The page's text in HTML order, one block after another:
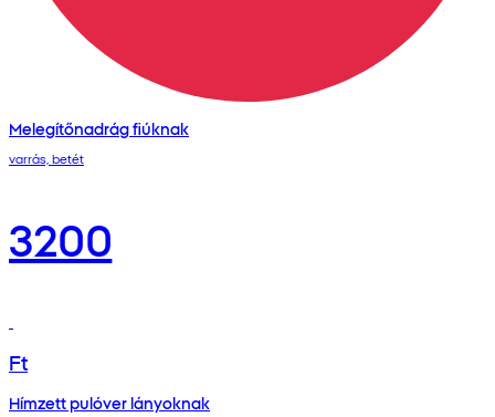
Melegítőnadrág fiúknak
varrás, betét
3200
Ft
Hímzett pulóver lányoknak